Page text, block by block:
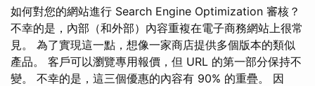
如何對您的網站進行 Search Engine Optimization 審核？
不幸的是，內部（和外部）內容重複在電子商務網站上很常
見。 為了實現這一點，想像一家商店提供多個版本的類似
產品。 客戶可以瀏覽專用報價，但 URL 的第一部分保持不
變。 不幸的是，這三個優惠的內容有 90% 的重疊。 因